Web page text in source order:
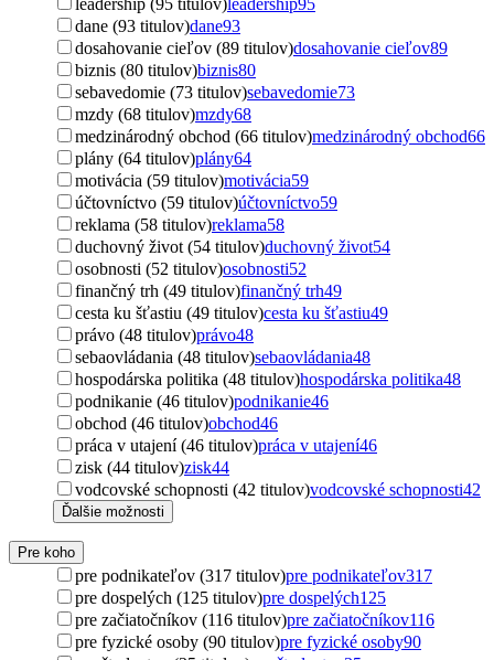
leadership (95 titulov)leadership95
dane (93 titulov)dane93
dosahovanie cieľov (89 titulov)dosahovanie cieľov89
biznis (80 titulov)biznis80
sebavedomie (73 titulov)sebavedomie73
mzdy (68 titulov)mzdy68
medzinárodný obchod (66 titulov)medzinárodný obchod66
plány (64 titulov)plány64
motivácia (59 titulov)motivácia59
účtovníctvo (59 titulov)účtovníctvo59
reklama (58 titulov)reklama58
duchovný život (54 titulov)duchovný život54
osobnosti (52 titulov)osobnosti52
finančný trh (49 titulov)finančný trh49
cesta ku šťastiu (49 titulov)cesta ku šťastiu49
právo (48 titulov)právo48
sebaovládania (48 titulov)sebaovládania48
hospodárska politika (48 titulov)hospodárska politika48
podnikanie (46 titulov)podnikanie46
obchod (46 titulov)obchod46
práca v utajení (46 titulov)práca v utajení46
zisk (44 titulov)zisk44
vodcovské schopnosti (42 titulov)vodcovské schopnosti42
Ďalšie možnosti
Pre koho
pre podnikateľov (317 titulov)pre podnikateľov317
pre dospelých (125 titulov)pre dospelých125
pre začiatočníkov (116 titulov)pre začiatočníkov116
pre fyzické osoby (90 titulov)pre fyzické osoby90